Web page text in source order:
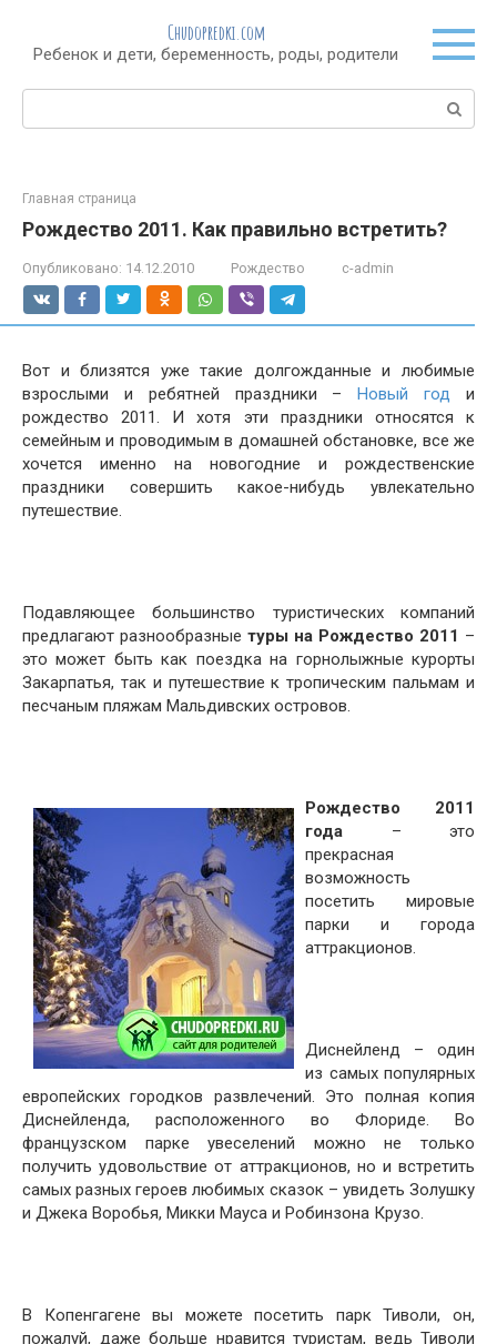
контенту
Chudopredki.com
Ребенок и дети, беременность, роды, родители
Поиск:
Главная страница
Рождество 2011. Как правильно встретить?
Опубликовано: 14.12.2010 Рождество c-admin
Вот и близятся уже такие долгожданные и любимые
взрослыми и ребятней праздники –Новый год и
рождество 2011. И хотя эти праздники относятся к
семейным и проводимым в домашней обстановке, все же
хочется именно на новогодние и рождественские
праздники совершить какое-нибудь увлекательно
путешествие.
Подавляющее большинство туристических компаний
предлагают разнообразные туры на Рождество 2011 –
это может быть как поездка на горнолыжные курорты
Закарпатья, так и путешествие к тропическим пальмам и
песчаным пляжам Мальдивских островов.
Рождество 2011
года – это
прекрасная
возможность
посетить мировые
парки и города
аттракционов.
Диснейленд – один
из самых популярных
европейских городков развлечений. Это полная копия
Диснейленда, расположенного во Флориде. Во
французском парке увеселений можно не только
получить удовольствие от аттракционов, но и встретить
самых разных героев любимых сказок – увидеть Золушку
и Джека Воробья, Микки Мауса и Робинзона Крузо.
В Копенгагене вы можете посетить парк Тиволи, он,
пожалуй, даже больше нравится туристам, ведь Тиволи